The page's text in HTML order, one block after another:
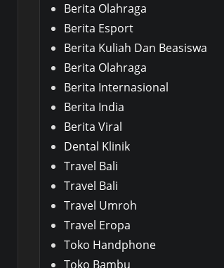
Berita Olahraga
Berita Esport
Berita Kuliah Dan Beasiswa
Berita Olahraga
Berita Internasional
Berita India
Berita Viral
Dental Klinik
Travel Bali
Travel Bali
Travel Umroh
Travel Eropa
Toko Handphone
Toko Bambu